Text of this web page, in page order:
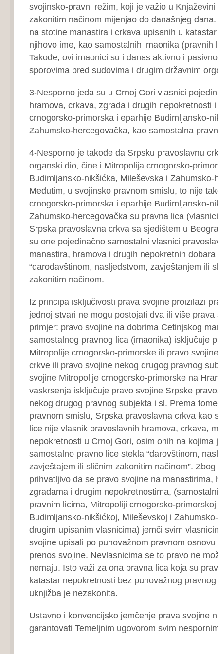
svojinsko-pravni režim, koji je važio u
zakonitim načinom mijenjao do današnjeg
na stotine manastira i crkava upisanih u
njihovo ime, kao samostalnih imaonika (pravnih
Takođe, ovi imaonici su i danas aktivno i
sporovima pred sudovima i drugim državnim
3-Nesporno jeda su u Crnoj Gori vlasnici
hramova, crkava, zgrada i drugih nepokretnosti
crnogorsko-primorska i eparhije Budimljansko-
Zahumsko-hercegovačka, kao samostalna
4-Nesporno je takođe da Srpsku pravoslavnu
organski dio, čine i Mitropolija crnogorsko-
Budimljansko-nikšićka, Mileševska i Zahumsko-
Međutim, u svojinsko pravnom smislu, to nije
crnogorsko-primorska i eparhije Budimljansko-
Zahumsko-hercegovačka su pravna lica
Srpska pravoslavna crkva sa sjedištem u
su one pojedinačno samostalni vlasnici
manastira, hramova i drugih nepokretnih
“darodavštinom, nasljedstvom, zavještanjem ili
zakonitim načinom.
Iz principa isključivosti prava svojine proizilazi
jednoj stvari ne mogu postojati dva ili više prava
primjer: pravo svojine na dobrima Cetinjskog
samostalnog pravnog lica (imaonika) isključuje
Mitropolije crnogorsko-primorske ili pravo
crkve ili pravo svojine nekog drugog pravnog
svojine Mitropolije crnogorsko-primorske na
vaskrsenja isključuje pravo svojine Srpske
nekog drugog pravnog subjekta i sl. Prema
pravnom smislu, Srpska pravoslavna crkva kao
lice nije vlasnik pravoslavnih hramova, crkava,
nepokretnosti u Crnoj Gori, osim onih na kojima
samostalno pravno lice stekla “darovštinom,
zavještajem ili sličnim zakonitim načinom”.
prihvatljivo da se pravo svojine na manastirima,
zgradama i drugim nepokretnostima,
pravnim licima, Mitropoliji crnogorsko-
Budimljansko-nikšićkoj, Mileševskoj i
drugim upisanim vlasnicima) jemči svim
svojine upisali po punovažnom pravnom
prenos svojine. Nevlasnicima se to pravo ne
nemaju. Isto važi za ona pravna lica koja su
katastar nepokretnosti bez punovažnog
uknjižba je nezakonita.
Ustavno i konvencijsko jemčenje prava svojine
garantovati Temeljnim ugovorom svim